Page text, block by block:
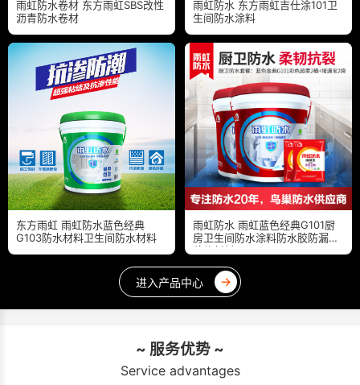
雨虹防水卷材 东方雨虹SBS改性
沥青防水卷材
雨虹防水 东方雨虹吉仕涂101卫
生间防水涂料
东方雨虹 雨虹防水蓝色经典
G103防水材料卫生间防水材料
雨虹防水 雨虹蓝色经典G101厨
房卫生间防水涂料防水胶防漏水
装修材料
进入产品中心 →
~ 服务优势 ~
Service advantages